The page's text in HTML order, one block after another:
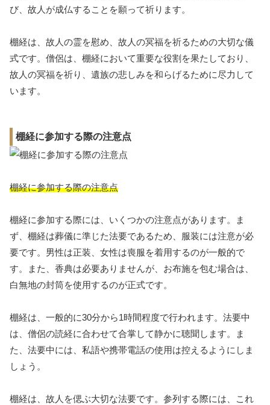
び、故人が成仏することを願って祈ります。
棚経は、故人の霊を慰め、故人の冥福を祈るための大切な儀
式です。僧侶は、棚経において重要な役割を果たしており、
故人の冥福を祈り、遺族の悲しみを和らげるために尽力して
います。
棚経に参加する際の注意点
棚経に参加する際の注意点
棚経に参加する際には、いくつかの注意点があります。ま
ず、棚経は葬儀に準じた法要であるため、服装には注意が必
要です。男性は正装、女性は喪服を着用するのが一般的で
す。また、香典は必要ありませんが、お布施を包む場合は、
白無地の封筒を使用するのが正式です。
棚経は、一般的に30分から1時間程度で行われます。法要中
は、僧侶の読経に合わせて合掌して静かに聴聞します。ま
た、法要中には、私語や携帯電話の使用は控えるようにしま
しょう。
棚経は、故人を偲ぶ大切な法要です。参列する際には、これ